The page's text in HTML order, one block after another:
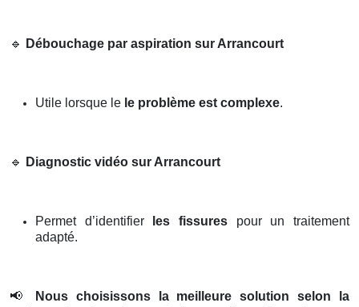
🔹 Débouchage par aspiration sur Arrancourt
Utile lorsque le le problème est complexe.
🔹 Diagnostic vidéo sur Arrancourt
Permet d’identifier les fissures pour un traitement
adapté.
📢
Nous choisissons la meilleure solution selon la